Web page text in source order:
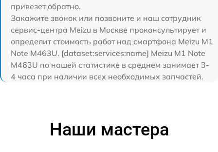
привезет обратно.
Закажите звонок или позвоните и наш сотрудник
сервис-центра Meizu в Москве проконсультирует и
определит стоимость работ над смартфона Meizu M1
Note M463U. [dataset:services:name] Meizu M1 Note
M463U по нашей статистике в среднем занимает 3-
4 часа при наличии всех необходимых запчастей.
Наши мастера